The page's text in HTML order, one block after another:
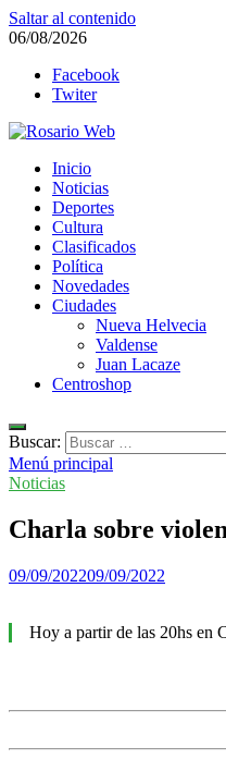
Saltar al contenido
06/08/2026
Facebook
Twiter
Rosario Web
Todas la noticias de Rosario y
Inicio
Noticias
Deportes
Cultura
Clasificados
Política
Novedades
Ciudades
Nueva Helvecia
Valdense
Juan Lacaze
Centroshop
Buscar:
Menú principal
Noticias
Charla sobre
09/09/202209/09/2022
Hoy a partir de las 20hs en